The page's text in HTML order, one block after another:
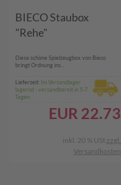
BIECO Staubox
"Rehe"
Diese schöne Spielzeugbox von Bieco
bringt Ordnung ins...
Lieferzeit: Im Versandlager
lagernd - versandbereit in 5-7
Tagen
EUR 22.73
inkl. 20 % USt zzgl.
Versandkosten